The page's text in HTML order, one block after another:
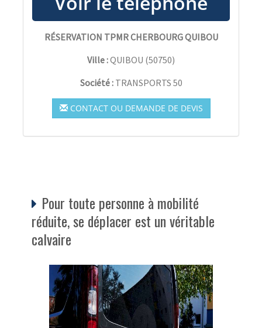
RÉSERVATION TPMR CHERBOURG QUIBOU
Ville :QUIBOU (50750)
Société : TRANSPORTS 50
CONTACT OU DEMANDE DE DEVIS
Pour toute personne à mobilité
réduite, se déplacer est un véritable
calvaire